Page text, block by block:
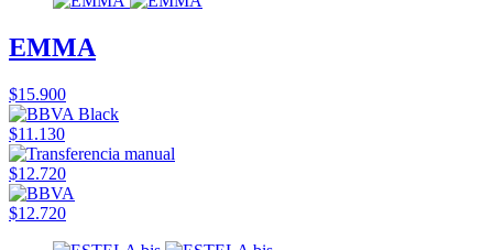
EMMA
$15.900
$11.130
$12.720
$12.720